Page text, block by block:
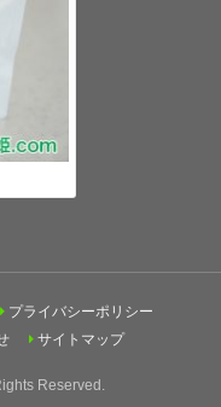
プライバシーポリシー
サイトマップ
Reserved.